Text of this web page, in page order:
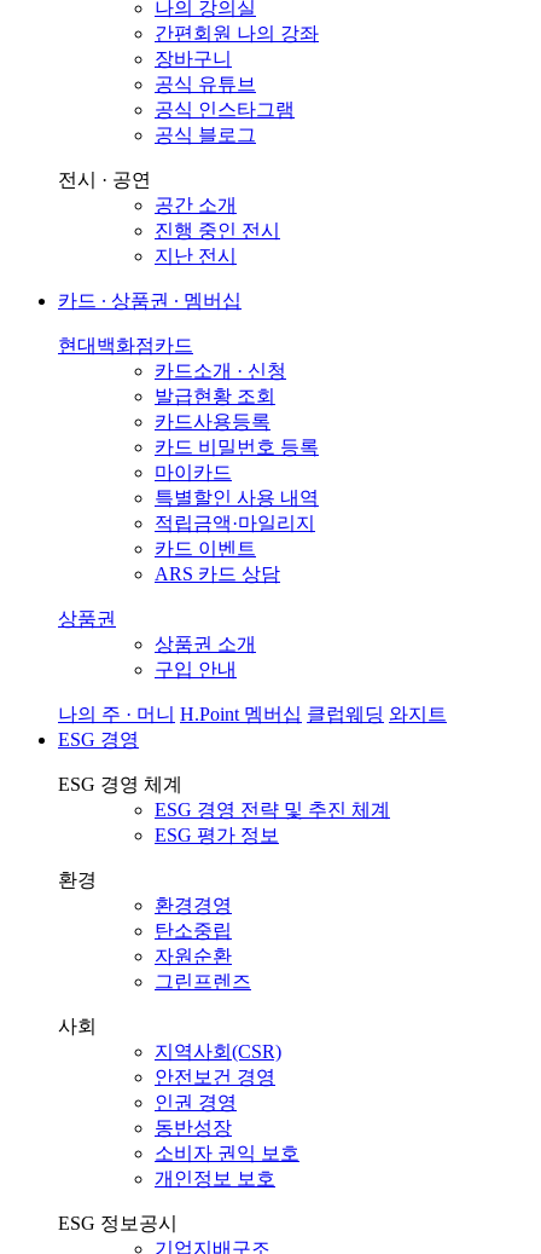
나의 강의실
간편회원 나의 강좌
장바구니
공식 유튜브
공식 인스타그램
공식 블로그
전시 · 공연
공간 소개
진행 중인 전시
지난 전시
카드 ∙ 상품권 ∙ 멤버십
현대백화점카드
카드소개 · 신청
발급현황 조회
카드사용등록
카드 비밀번호 등록
마이카드
특별할인 사용 내역
적립금액·마일리지
카드 이벤트
ARS 카드 상담
상품권
상품권 소개
구입 안내
나의 주 · 머니 H.Point 멤버십 클럽웨딩 와지트
ESG 경영
ESG 경영 체계
ESG 경영 전략 및 추진 체계
ESG 평가 정보
환경
환경경영
탄소중립
자원순환
그린프렌즈
사회
지역사회(CSR)
안전보건 경영
인권 경영
동반성장
소비자 권익 보호
개인정보 보호
ESG 정보공시
기업지배구조